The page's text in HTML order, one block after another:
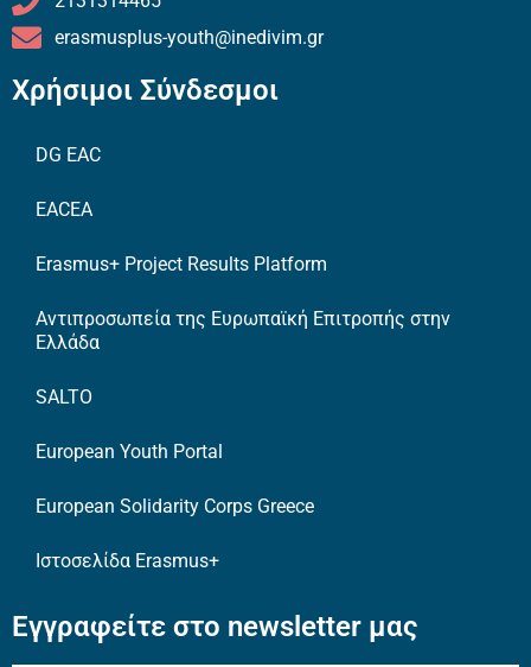
erasmusplus-youth@inedivim.gr
Χρήσιμοι Σύνδεσμοι
DG EAC
EACEA
Erasmus+ Project Results Platform
Αντιπροσωπεία της Ευρωπαϊκή Επιτροπής στην
Ελλάδα
SALTO
European Youth Portal
European Solidarity Corps Greece
Ιστοσελίδα Erasmus+
Εγγραφείτε στο newsletter μας